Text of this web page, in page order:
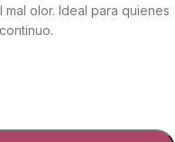
olor. Ideal para quienes